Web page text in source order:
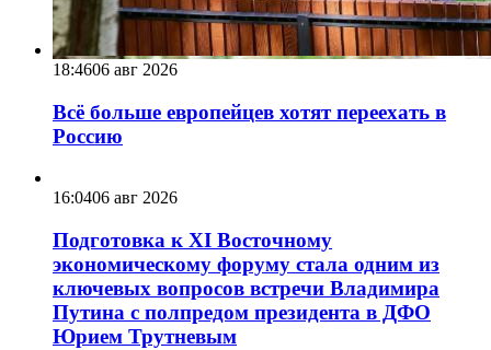
18:4606 авг 2026
Всё больше европейцев хотят переехать в
Россию
16:0406 авг 2026
Подготовка к XI Восточному
экономическому форуму стала одним из
ключевых вопросов встречи Владимира
Путина с полпредом президента в ДФО
Юрием Трутневым